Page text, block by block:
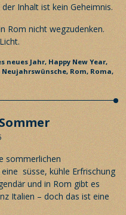
neues Jahr, Happy New Year,
Neujahrswünsche, Rom, Roma,
sommerlichen
süsse, kühle Erfrischung
und in Rom gibt es
Italien – doch das ist eine